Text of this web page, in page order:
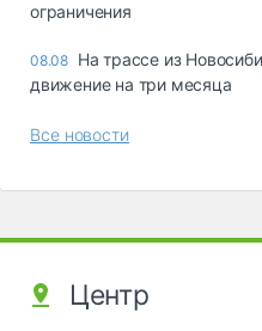
ограничения
08.08 На трассе из
движение на три месяца
Все новости
Центр